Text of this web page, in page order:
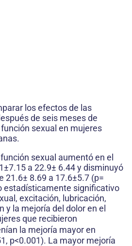
los efectos de las
de seis meses de
sexual en mujeres
sexual aumentó en el
a 22.9± 6.44 y disminuyó
21.6± 8.69 a 17.6±5.7 (p=
estadísticamente significativo
excitación, lubricación,
y la mejoría del dolor en el
que recibieron
la mejoría mayor en
p<0.001). La mayor mejoría